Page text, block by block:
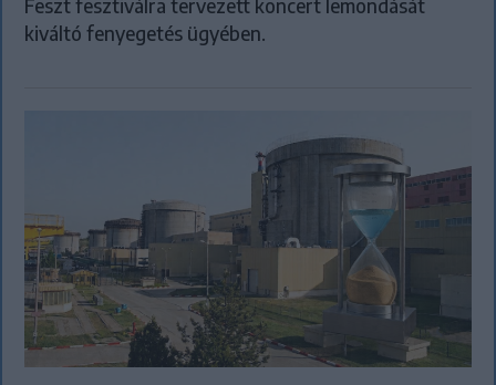
Feszt fesztiválra tervezett koncert lemondását
kiváltó fenyegetés ügyében.